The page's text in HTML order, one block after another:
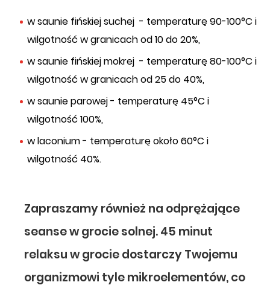
w saunie fińskiej suchej - temperaturę 90-100°C i
wilgotność w granicach od 10 do 20%,
w saunie fińskiej mokrej - temperaturę 80-100°C i
wilgotność w granicach od 25 do 40%,
w saunie parowej - temperaturę 45°C i
wilgotność 100%,
w laconium - temperaturę około 60°C i
wilgotność 40%.
Zapraszamy również na odprężające
seanse w grocie solnej. 45 minut
relaksu w grocie dostarczy Twojemu
organizmowi tyle mikroelementów, co